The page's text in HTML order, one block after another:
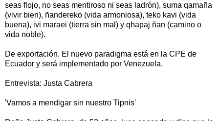
seas flojo, no seas mentiroso ni seas ladrón), suma qamaña
(vivir bien), ñandereko (vida armoniosa), teko kavi (vida
buena), ivi maraei (tierra sin mal) y qhapaj ñan (camino o
vida noble).
De exportación. El nuevo paradigma está en la CPE de
Ecuador y será implementado por Venezuela.
Entrevista: Justa Cabrera
'Vamos a mendigar sin nuestro Tipnis'